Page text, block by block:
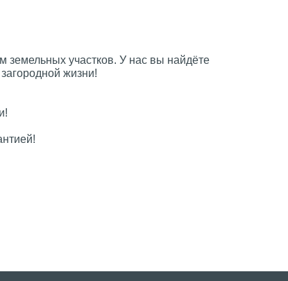
земельных участков. У нас вы найдёте
жизни!